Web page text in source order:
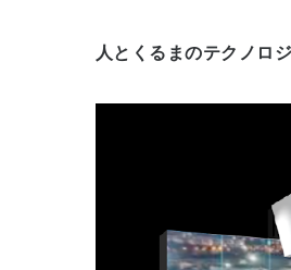
人とくるまのテクノロ